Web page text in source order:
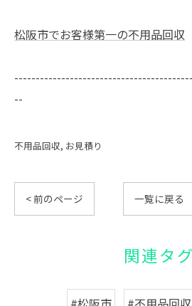
松阪市でお客様第一の不用品回収
--
不用品回収 お見積り
< 前のページ 一覧に戻る
関連タグ